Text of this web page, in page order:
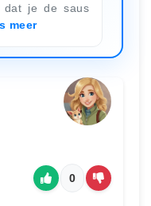
dat je de saus
meer
0